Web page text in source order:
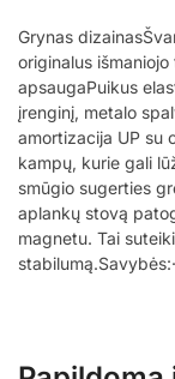
Grynas
originalus
apsaugaPuikus
įrenginį, metalo
amortizacija UP su
kampų, kurie gali
smūgio sugerties
aplankų stovą
magnetu. Tai